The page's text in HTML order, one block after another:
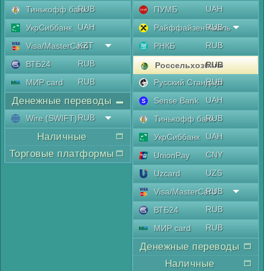
Тинькофф банкRUB
УкрСиббанк
UAH
Visa/MasterCard
KZT
ВТБ24
RUB
МИР card
RUB
Денежные переводы
Wire (SWIFT)RUB
Наличные
Торговые платформы
ПУМБ
UAH
Райффайзен Аваль
RUB
РНКБ
RUB
Россельхозбанк
RUB
Русский Стандарт
RUB
Sense Bank
UAH
Тинькофф банкRUB
УкрСиббанк
UAH
UnionPay
CNY
Uzcard
UZS
Visa/MasterCard
RUB
ВТБ24
RUB
МИР card
RUB
Денежные переводы
Наличные